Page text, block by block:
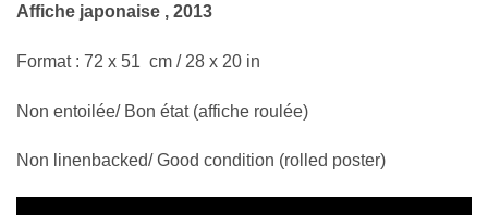
Affiche japonaise , 2013
Format : 72 x 51 cm / 28 x 20 in
Non entoilée/ Bon état (affiche roulée)
Non linenbacked/ Good condition (rolled poster)